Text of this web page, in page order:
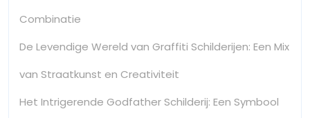
Combinatie
De Levendige Wereld van Graffiti Schilderijen: Een Mix
van Straatkunst en Creativiteit
Het Intrigerende Godfather Schilderij: Een Symbool